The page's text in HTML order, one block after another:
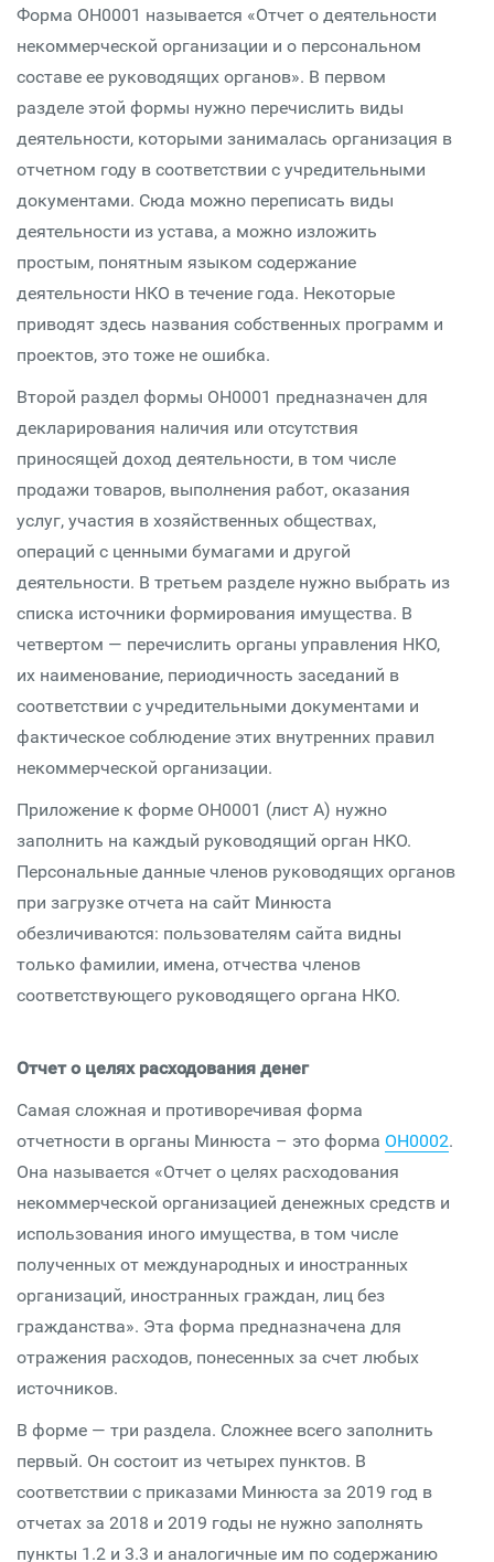
Форма ОН0001 называется «Отчет о деятельности
некоммерческой организации и о персональном
составе ее руководящих органов». В первом
разделе этой формы нужно перечислить виды
деятельности, которыми занималась организация в
отчетном году в соответствии с учредительными
документами. Сюда можно переписать виды
деятельности из устава, а можно изложить
простым, понятным языком содержание
деятельности НКО в течение года. Некоторые
приводят здесь названия собственных программ и
проектов, это тоже не ошибка.
Второй раздел формы ОН0001 предназначен для
декларирования наличия или отсутствия
приносящей доход деятельности, в том числе
продажи товаров, выполнения работ, оказания
услуг, участия в хозяйственных обществах,
операций с ценными бумагами и другой
деятельности. В третьем разделе нужно выбрать из
списка источники формирования имущества. В
четвертом — перечислить органы управления НКО,
их наименование, периодичность заседаний в
соответствии с учредительными документами и
фактическое соблюдение этих внутренних правил
некоммерческой организации.
Приложение к форме ОН0001 (лист А) нужно
заполнить на каждый руководящий орган НКО.
Персональные данные членов руководящих органов
при загрузке отчета на сайт Минюста
обезличиваются: пользователям сайта видны
только фамилии, имена, отчества членов
соответствующего руководящего органа НКО.
Отчет о целях расходования денег
Самая сложная и противоречивая форма
отчетности в органы Минюста – это форма ОН0002.
Она называется «Отчет о целях расходования
некоммерческой организацией денежных средств и
использования иного имущества, в том числе
полученных от международных и иностранных
организаций, иностранных граждан, лиц без
гражданства». Эта форма предназначена для
отражения расходов, понесенных за счет любых
источников.
В форме — три раздела. Сложнее всего заполнить
первый. Он состоит из четырех пунктов. В
соответствии с приказами Минюста за 2019 год в
отчетах за 2018 и 2019 годы не нужно заполнять
пункты 1.2 и 3.3 и аналогичные им по содержанию